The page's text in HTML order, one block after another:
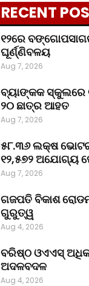
RECENT
୧୨ରେ
ଘୂର୍ଣ୍ଣିବଳୟ
Aug 7, 2026
ବ୍ୟାଙ୍କକ ସ୍କୁଲରେ
୨୦ ଛାତ୍ର ଆହତ
Aug 7, 2026
୫୮.୩୬ ଲକ୍ଷ
୧୨,୫୭୨ ଅଯୋଗ୍ୟ
Aug 7, 2026
ଗଜପତି ବିକାଶ
ଗୁରୁତ୍ୱ
Aug 4, 2026
ବରିଷ୍ଠ ଓଏଏସ୍‌
ଅଦଳବଦଳ
Aug 4, 2026